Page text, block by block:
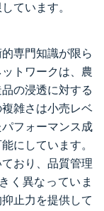
ています。
専門知識が限ら
トワークは、農
の浸透に対する
雑さは小売レベ
フォーマンス成
にしています。
おり、品質管理
く異なっていま
止力を提供して